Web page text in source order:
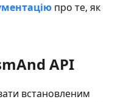
про те, як
API
встановленим